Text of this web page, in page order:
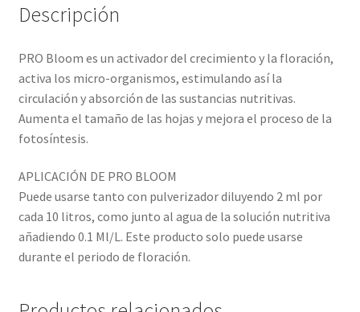
Descripción
PRO Bloom es un activador del crecimiento y la floración,
activa los micro-organismos, estimulando así la
circulación y absorción de las sustancias nutritivas.
Aumenta el tamaño de las hojas y mejora el proceso de la
fotosíntesis.
APLICACIÓN DE PRO BLOOM
Puede usarse tanto con pulverizador diluyendo 2 ml por
cada 10 litros, como junto al agua de la solución nutritiva
añadiendo 0.1 Ml/L. Este producto solo puede usarse
durante el periodo de floración.